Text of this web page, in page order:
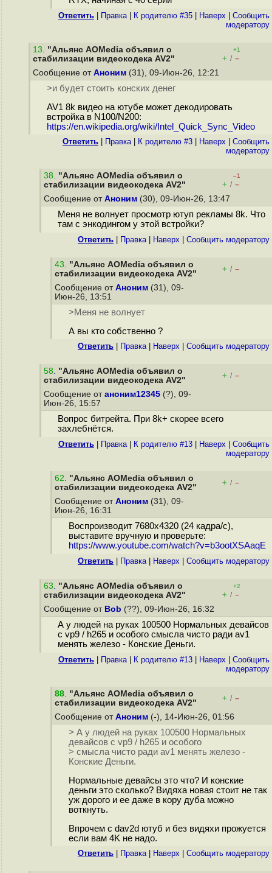
Ответить Правка| К родителю #35 Наверх
Cообщить
модератору
13. "Альянс AOMedia объявил о
стабилизации видеокодека AV2"
+1
+ / –
Сообщение от Аноним (31), 09-Июн-26, 12:21
>и будет стоить конских денег
AV1 8k видео на ютубе может декодировать
встройка в N100/N200:
https://en.wikipedia.org/wiki/Intel_Quick_Sync_Video
Ответить Правка| К родителю #3 Наверх
Cообщить
модератору
38. "Альянс AOMedia объявил о
стабилизации видеокодека AV2"
–1
+ / –
Сообщение от Аноним (30), 09-Июн-26, 13:47
Меня не волнует просмотр ютуп рекламы 8k. Что
там с энкодингом у этой встройки?
Ответить Правка| Наверх Cообщить модератору
43. "Альянс AOMedia объявил о
стабилизации видеокодека AV2"
+ / –
Сообщение от Аноним (31), 09-
Июн-26, 13:51
>Меня не волнует
А вы кто собственно ?
Ответить Правка| Наверх Cообщить модератору
58. "Альянс AOMedia объявил о
стабилизации видеокодека AV2"
+ / –
Сообщение от аноним12345 (?), 09-
Июн-26, 15:57
Вопрос битрейта. При 8k+ скорее всего
захлебнётся.
Ответить Правка| К родителю #13 Наверх
Cообщить
модератору
62. "Альянс AOMedia объявил о
стабилизации видеокодека AV2"
+ / –
Сообщение от Аноним (31), 09-
Июн-26, 16:31
Воспроизводит 7680x4320 (24 кадра/с),
выставите вручную и проверьте:
https://www.youtube.com/watch?v=b3ootXSAaqE
Ответить Правка| Наверх Cообщить модератору
63. "Альянс AOMedia объявил о
стабилизации видеокодека AV2"
+2
+ / –
Сообщение от Bob (??), 09-Июн-26, 16:32
А у людей на руках 100500 Нормальных девайсов
с vp9 / h265 и особого смысла чисто ради av1
менять железо - Конские Деньги.
Ответить Правка| К родителю #13 Наверх
Cообщить
модератору
88. "Альянс AOMedia объявил о
стабилизации видеокодека AV2"
+ / –
Сообщение от Аноним (-), 14-Июн-26, 01:56
> А у людей на руках 100500 Нормальных
девайсов с vp9 / h265 и особого
> смысла чисто ради av1 менять железо -
Конские Деньги.
Нормальные девайсы это что? И конские
деньги это сколько? Видяха новая стоит не так
уж дорого и ее даже в кору дуба можно
воткнуть.
Впрочем с dav2d ютуб и без видяхи прожуется
если вам 4K не надо.
Ответить Правка| Наверх Cообщить модератору